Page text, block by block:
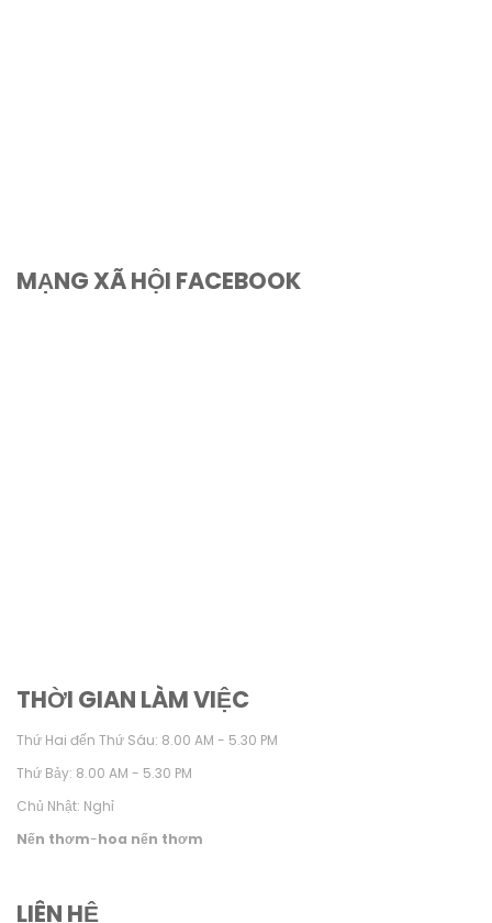
MẠNG XÃ HỘI FACEBOOK
THỜI GIAN LÀM VIỆC
Thứ Hai đến Thứ Sáu: 8.00 AM - 5.30 PM
Thứ Bảy: 8.00 AM - 5.30 PM
Chủ Nhật: Nghỉ
Nến thơm-hoa nến thơm
LIÊN HỆ